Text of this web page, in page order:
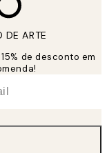
DE ARTE
de desconto em